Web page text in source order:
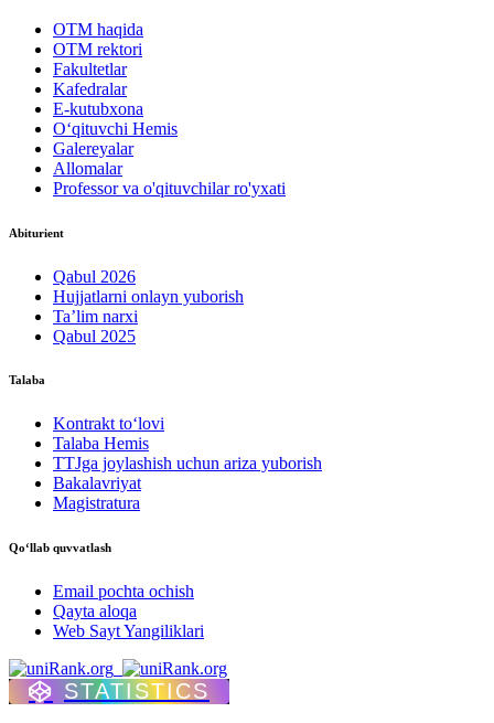
OTM haqida
OTM rektori
Fakultetlar
Kafedralar
E-kutubxona
O‘qituvchi Hemis
Galereyalar
Allomalar
Professor va o'qituvchilar ro'yxati
Abiturient
Qabul 2026
Hujjatlarni onlayn yuborish
Ta’lim narxi
Qabul 2025
Talaba
Kontrakt to‘lovі
Talaba Hemis
TTJga joylashish uchun ariza yuborish
Bakalavriyat
Magistratura
Qo‘llab quvvatlash
Email pochta ochish
Qayta aloqa
Web Sayt Yangiliklari
STATISTICS